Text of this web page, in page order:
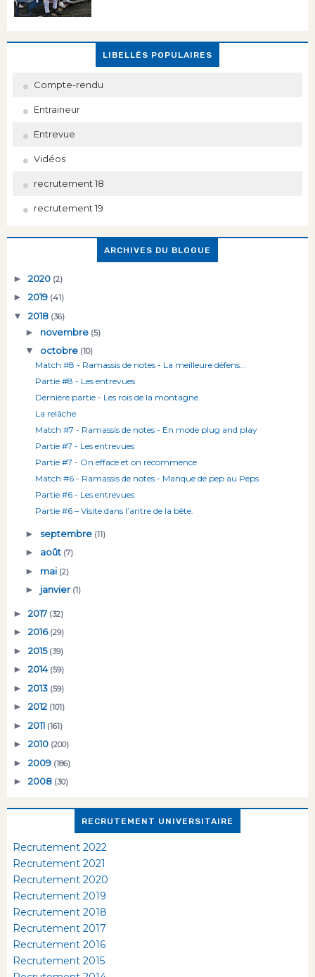
LIBELLÉS POPULAIRES
Compte-rendu
Entraineur
Entrevue
Vidéos
recrutement 18
recrutement 19
ARCHIVES DU BLOGUE
► 2020 (2)
► 2019 (41)
▼ 2018 (36)
► novembre (5)
▼ octobre (10)
Match #8 - Ramassis de notes - La meilleure défens...
Partie #8 - Les entrevues
Dernière partie - Les rois de la montagne.
La relâche
Match #7 - Ramassis de notes - En mode plug and play
Partie #7 - Les entrevues
Partie #7 - On efface et on recommence
Match #6 - Ramassis de notes - Manque de pep au Peps
Partie #6 - Les entrevues
Partie #6 – Visite dans l’antre de la bête.
► septembre (11)
► août (7)
► mai (2)
► janvier (1)
► 2017 (32)
► 2016 (29)
► 2015 (39)
► 2014 (59)
► 2013 (59)
► 2012 (101)
► 2011 (161)
► 2010 (200)
► 2009 (186)
► 2008 (30)
RECRUTEMENT UNIVERSITAIRE
Recrutement 2022
Recrutement 2021
Recrutement 2020
Recrutement 2019
Recrutement 2018
Recrutement 2017
Recrutement 2016
Recrutement 2015